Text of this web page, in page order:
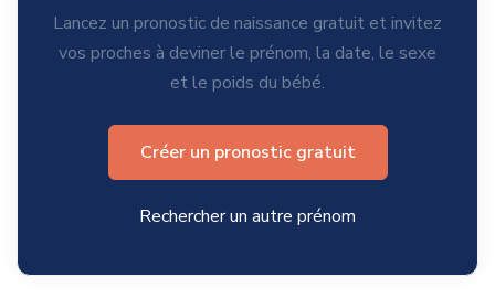
Lancez un pronostic de naissance gratuit et invitez
vos proches à deviner le prénom, la date, le sexe
et le poids du bébé.
Créer un pronostic gratuit
Rechercher un autre prénom